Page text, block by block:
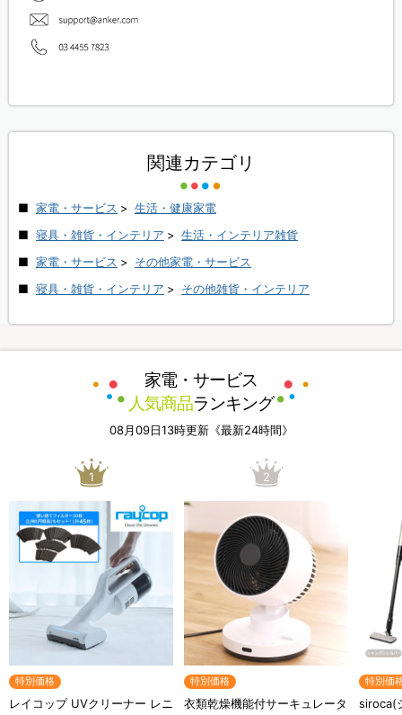
関連カテゴリ
家電・サービス > 生活・健康家電
寝具・雑貨・インテリア > 生活・インテリア雑貨
家電・サービス > その他家電・サービス
寝具・雑貨・インテリア > その他雑貨・インテリア
家電・サービス
人気商品ランキング
08月09日13時更新《最新24時間》
1
特別価格
レイコップ UVクリーナー レニ
2
特別価格
衣類乾燥機能付サーキュレータ
特別価
siroca(